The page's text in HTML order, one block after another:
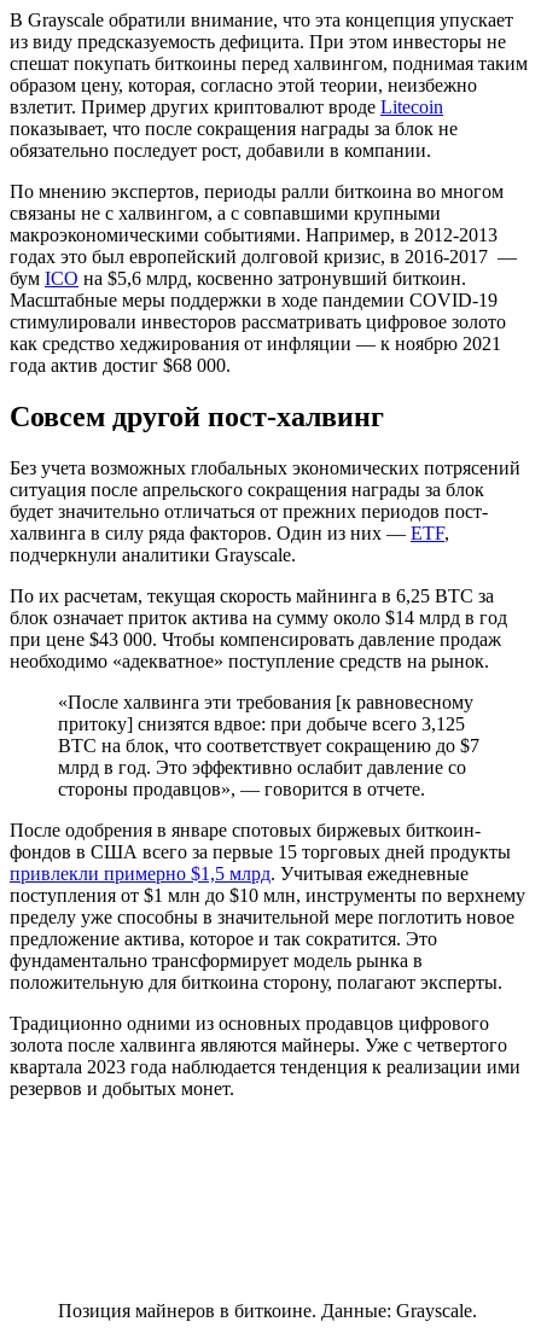
В Grayscale обратили внимание, что эта концепция упускает
из виду предсказуемость дефицита. При этом инвесторы не
спешат покупать биткоины перед халвингом, поднимая таким
образом цену, которая, согласно этой теории, неизбежно
взлетит. Пример других криптовалют вроде Litecoin
показывает, что после сокращения награды за блок не
обязательно последует рост, добавили в компании.
По мнению экспертов, периоды ралли биткоина во многом
связаны не с халвингом, а с совпавшими крупными
макроэкономическими событиями. Например, в 2012-2013
годах это был европейский долговой кризис, в 2016-2017 —
бум ICO на $5,6 млрд, косвенно затронувший биткоин.
Масштабные меры поддержки в ходе пандемии COVID-19
стимулировали инвесторов рассматривать цифровое золото
как средство хеджирования от инфляции — к ноябрю 2021
года актив достиг $68 000.
Совсем другой пост-халвинг
Без учета возможных глобальных экономических потрясений
ситуация после апрельского сокращения награды за блок
будет значительно отличаться от прежних периодов пост-
халвинга в силу ряда факторов. Один из них — ETF,
подчеркнули аналитики Grayscale.
По их расчетам, текущая скорость майнинга в 6,25 BTC за
блок означает приток актива на сумму около $14 млрд в год
при цене $43 000. Чтобы компенсировать давление продаж
необходимо «адекватное» поступление средств на рынок.
«После халвинга эти требования [к равновесному
притоку] снизятся вдвое: при добыче всего 3,125
BTC на блок, что соответствует сокращению до $7
млрд в год. Это эффективно ослабит давление со
стороны продавцов», — говорится в отчете.
После одобрения в январе спотовых биржевых биткоин-
фондов в США всего за первые 15 торговых дней продукты
привлекли примерно $1,5 млрд. Учитывая ежедневные
поступления от $1 млн до $10 млн, инструменты по верхнему
пределу уже способны в значительной мере поглотить новое
предложение актива, которое и так сократится. Это
фундаментально трансформирует модель рынка в
положительную для биткоина сторону, полагают эксперты.
Традиционно одними из основных продавцов цифрового
золота после халвинга являются майнеры. Уже с четвертого
квартала 2023 года наблюдается тенденция к реализации ими
резервов и добытых монет.
Позиция майнеров в биткоине. Данные: Grayscale.